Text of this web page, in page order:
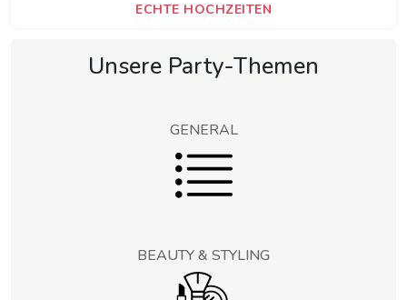
ECHTE HOCHZEITEN
Echte Hochzeiten
Unsere Party-Themen
GENERAL
BEAUTY & STYLING